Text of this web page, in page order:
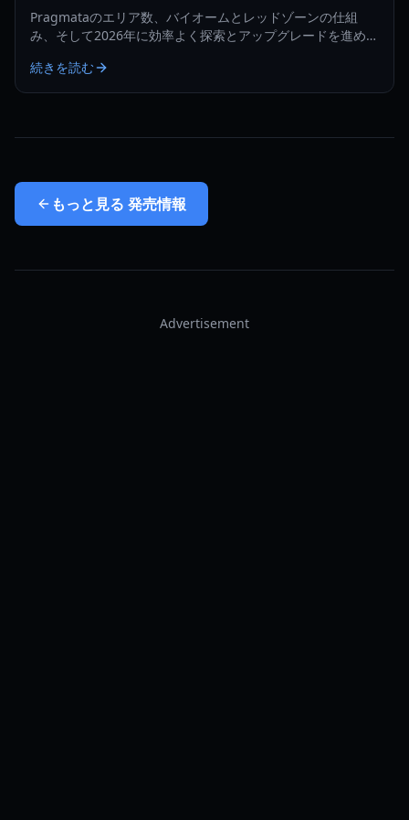
Pragmataのエリア数、バイオームとレッドゾーンの仕組
み、そして2026年に効率よく探索とアップグレードを進める
続きを読む
もっと見る 発売情報
Advertisement